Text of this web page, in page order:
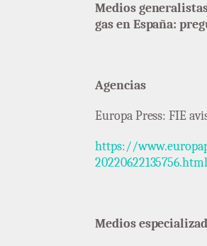
Medios
gas en España:
Agencias
Europa Press: FIE
https://
20220622135756.html
Medios